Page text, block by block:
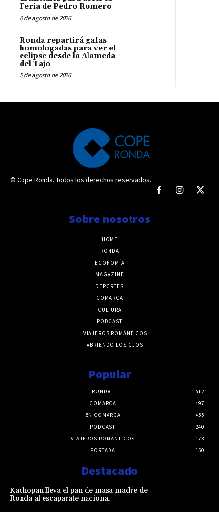
Feria de Pedro Romero
6 de agosto de 2026
Ronda repartirá gafas
homologadas para ver el
eclipse desde la Alameda
del Tajo
5 de agosto de 2026
© Cope Ronda. Todos los derechos reservados.
Sobre nosotros
HOME
RONDA
ECONOMÍA
MAGAZINE
DEPORTES
COMARCA
CULTURA
PODCAST
VIAJEROS ROMÁNTICOS
ABRIENDO LOS OJOS
Popular
RONDA
1512
COMARCA
497
EN COMARCA
453
PODCAST
240
VIAJEROS ROMÁNTICOS
173
PORTADA
150
Destacado
Kachopan lleva el pan de masa madre de
Ronda al escaparate nacional